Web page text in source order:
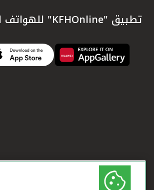
تطبيق "KFHOnline" للهواتف الذكية